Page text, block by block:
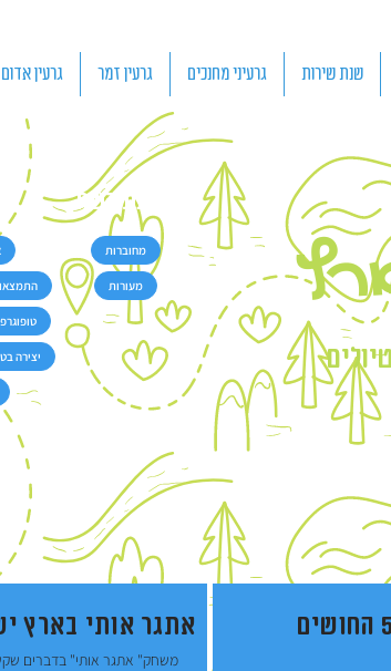
שנת שירות גרעיני מחנכים גרעין זמר גרעין אדום
יצירה
רצועת קשת
מחוברות
מעורות
5 החושים אתגר אותי בארץ
משחק" אתגר אותי" בדברים